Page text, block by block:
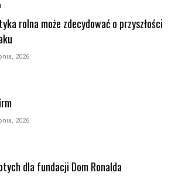
rolna może zdecydować o przyszłości
2026
2026
dla fundacji Dom Ronalda